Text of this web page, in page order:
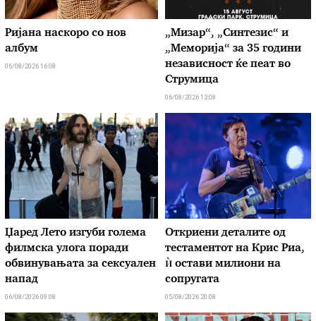
Ријана наскоро со нов
албум
06/08/2026 16:08
„Мизар“, „Синтезис“ и
„Меморија“ за 35 години
независност ќе пеат во
Струмица
06/08/2026 13:08
Џаред Лето изгуби голема
филмска улога поради
обвинувањата за сексуален
напад
06/08/2026 09:08
Откриени деталите од
тестаментот на Крис Риа,
ѝ остави милиони на
сопругата
05/08/2026 20:08